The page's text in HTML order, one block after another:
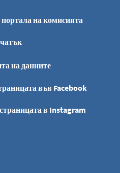
на комисията
на данните
във Facebook
в Instagram